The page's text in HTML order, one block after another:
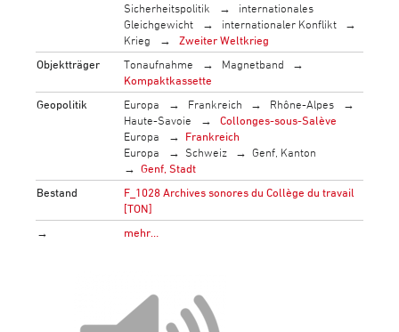
Sicherheitspolitik
internationales
Gleichgewicht
internationaler Konflikt
Krieg
Zweiter Weltkrieg
Objektträger
Tonaufnahme
Magnetband
Kompaktkassette
Geopolitik
Europa Frankreich
Rhône-Alpes
Haute-Savoie
Collonges-sous-Salève
Europa
Frankreich
Europa
Schweiz
Genf, Kanton
Genf, Stadt
Bestand
F_1028 Archives sonores du Collège du travail
[TON]
→
mehr…